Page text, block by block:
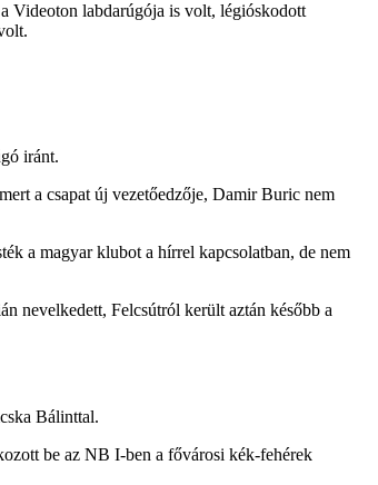
Videoton labdarúgója is volt, légióskodott
iránt.
a csapat új vezetőedzője, Damir Buric nem
a magyar klubot a hírrel kapcsolatban, de nem
nevelkedett, Felcsútról került aztán később a
Bálinttal.
be az NB I-ben a fővárosi kék-fehérek